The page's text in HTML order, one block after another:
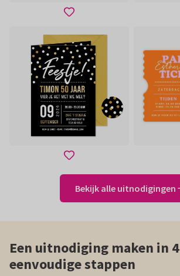
Bekijk alle uitnodigingen
Een uitnodiging maken in 4
eenvoudige stappen